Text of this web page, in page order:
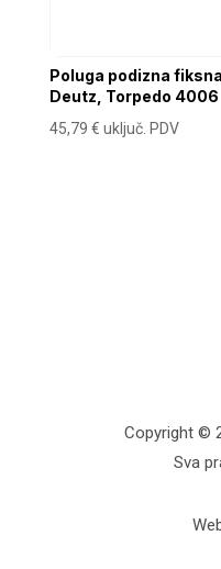
Poluga podizna fiksna
Deutz, Torpedo 4006
45,79 € uključ. PDV
Copyright ©
Sva